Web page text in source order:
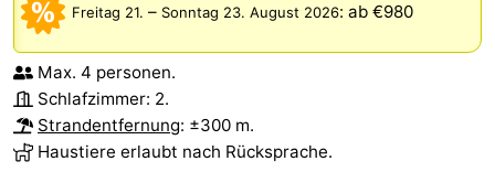
Freitag 21. – Sonntag 23. August 2026: ab €980
Max. 4 personen.
Schlafzimmer: 2.
Strandentfernung: ±300 m.
Haustiere erlaubt nach Rücksprache.